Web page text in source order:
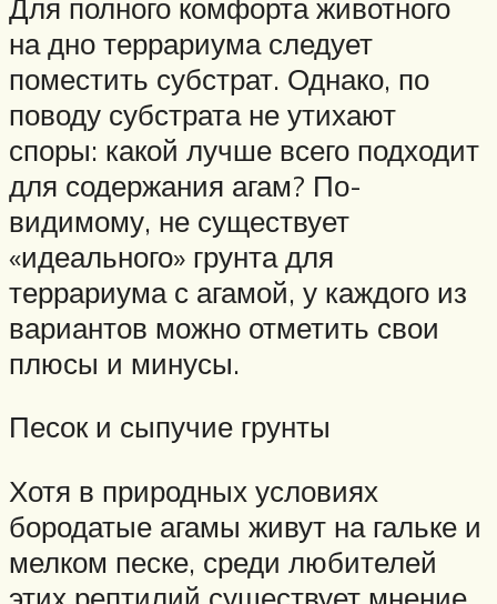
Для полного комфорта животного
на дно террариума следует
поместить субстрат. Однако, по
поводу субстрата не утихают
споры: какой лучше всего подходит
для содержания агам? По-
видимому, не существует
«идеального» грунта для
террариума с агамой, у каждого из
вариантов можно отметить свои
плюсы и минусы.
Песок и сыпучие грунты
Хотя в природных условиях
бородатые агамы живут на гальке и
мелком песке, среди любителей